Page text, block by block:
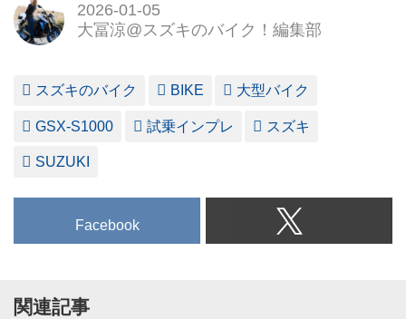
2026-01-05
大冨涼@スズキのバイク！編集部
スズキのバイク BIKE 大型バイク
GSX-S1000 試乗インプレ スズキ
SUZUKI
Facebook
関連記事